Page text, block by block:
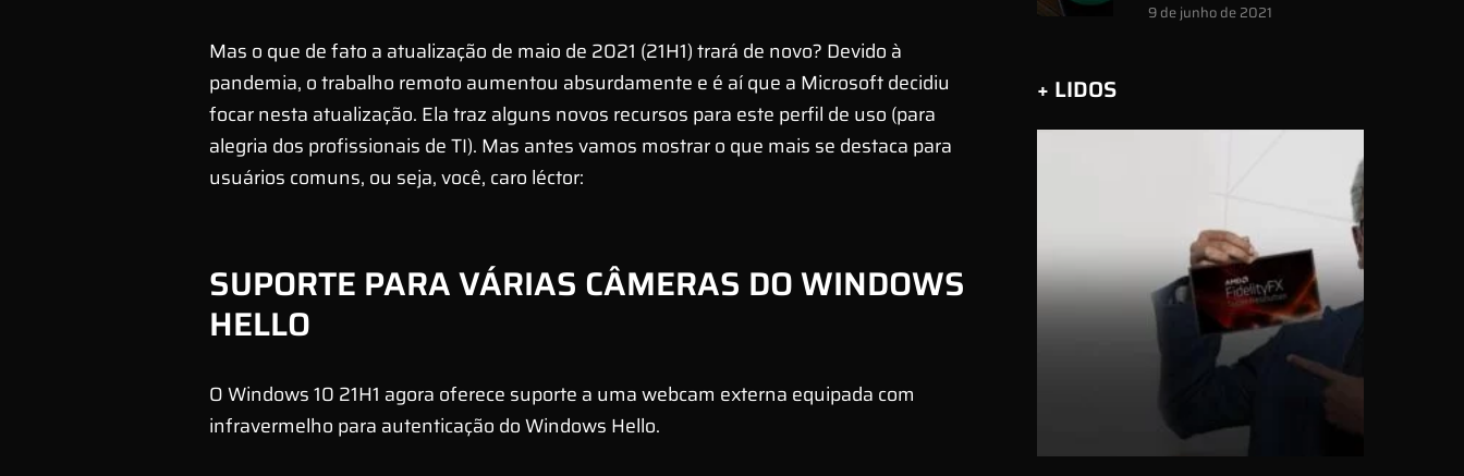
Mas o que de fato a atualização de maio de 2021 (21H1) trará de novo? Devido à
pandemia, o trabalho remoto aumentou absurdamente e é aí que a Microsoft decidiu
focar nesta atualização. Ela traz alguns novos recursos para este perfil de uso (para
alegria dos profissionais de TI). Mas antes vamos mostrar o que mais se destaca para
usuários comuns, ou seja, você, caro léctor:
SUPORTE PARA VÁRIAS CÂMERAS DO WINDOWS
HELLO
O Windows 10 21H1 agora oferece suporte a uma webcam externa equipada com
infravermelho para autenticação do Windows Hello.
9 de junho de 2021
+ LIDOS